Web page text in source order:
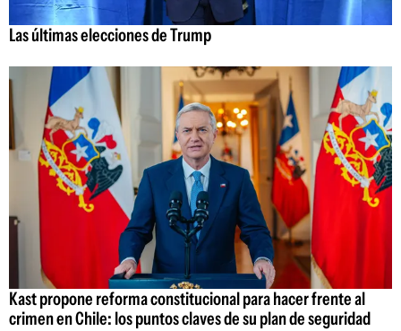
Las últimas elecciones de Trump
Kast propone reforma constitucional para hacer frente al
crimen en Chile: los puntos claves de su plan de seguridad